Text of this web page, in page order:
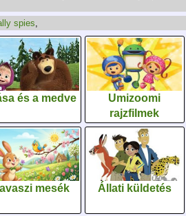
spies,
és a medve
Umizoomi
rajzfilmek
mesék Állati küldetés